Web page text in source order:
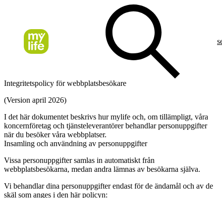
Integritetspolicy för webbplatsbesökare
(Version april 2026)
I det här dokumentet beskrivs hur mylife och, om tillämpligt, våra
koncernföretag och tjänsteleverantörer behandlar personuppgifter
när du besöker våra webbplatser.
Insamling och användning av personuppgifter
Vissa personuppgifter samlas in automatiskt från
webbplatsbesökarna, medan andra lämnas av besökarna själva.
Vi behandlar dina personuppgifter endast för de ändamål och av de
skäl som anges i den här policyn: